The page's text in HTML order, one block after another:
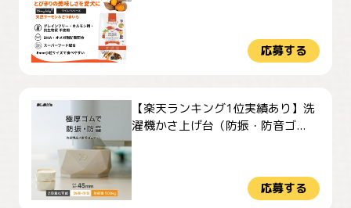
応募する
【楽天ランキング1位実績あり】洗
濯機かさ上げ台（防振・防音ゴ...
応募する